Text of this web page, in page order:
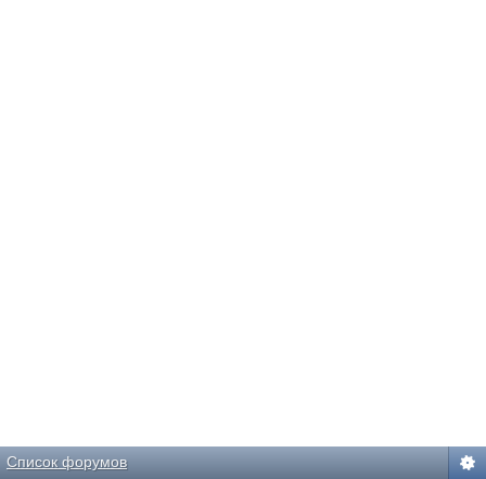
Список форумов